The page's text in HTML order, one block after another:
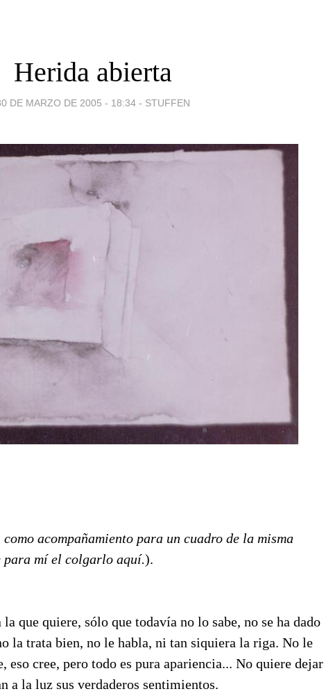
Herida abierta
DE MARZO DE 2005 - 18:34 - STUFFEN
acompañamiento para un cuadro de la misma
para mí el colgarlo aquí.).
que quiere, sólo que todavía no lo sabe, no se ha dado
la trata bien, no le habla, ni tan siquiera la riga. No le
eso cree, pero todo es pura apariencia... No quiere dejar
a la luz sus verdaderos sentimientos.